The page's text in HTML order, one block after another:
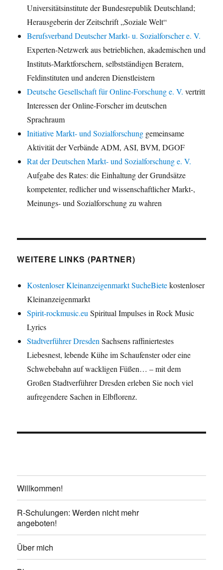
Universitätsinstitute der Bundesrepublik Deutschland;
Herausgeberin der Zeitschrift „Soziale Welt“
Berufsverband Deutscher Markt- u. Sozialforscher e. V.
Experten-Netzwerk aus betrieblichen, akademischen und
Instituts-Marktforschern, selbstständigen Beratern,
Feldinstituten und anderen Dienstleistern
Deutsche Gesellschaft für Online-Forschung e. V. vertritt
Interessen der Online-Forscher im deutschen
Sprachraum
Initiative Markt- und Sozialforschung gemeinsame
Aktivität der Verbände ADM, ASI, BVM, DGOF
Rat der Deutschen Markt- und Sozialforschung e. V.
Aufgabe des Rates: die Einhaltung der Grundsätze
kompetenter, redlicher und wissenschaftlicher Markt-,
Meinungs- und Sozialforschung zu wahren
WEITERE LINKS (PARTNER)
Kostenloser Kleinanzeigenmarkt SucheBietekostenloser
Kleinanzeigenmarkt
Spirit-rockmusic.euSpiritual Impulses in Rock Music
Lyrics
Stadtverführer DresdenSachsens raffiniertestes
Liebesnest, lebende Kühe im Schaufenster oder eine
Schwebebahn auf wackligen Füßen… – mit dem
Großen Stadtverführer Dresden erleben Sie noch viel
aufregendere Sachen in Elbflorenz.
Willkommen!
R-Schulungen: Werden nicht mehr
angeboten!
Über mich